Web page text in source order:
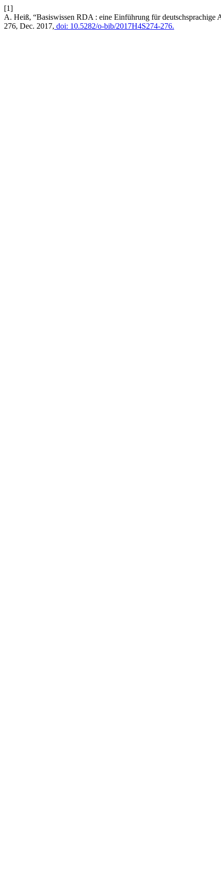
[1]
A. Heiß, “Basiswissen RDA : eine Einführung für
276, Dec. 2017, doi: 10.5282/o-bib/2017H4S274-276.